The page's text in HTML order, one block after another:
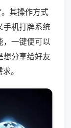
其操作方式
手机打牌系统
，一键便可以
想分享给好友
。